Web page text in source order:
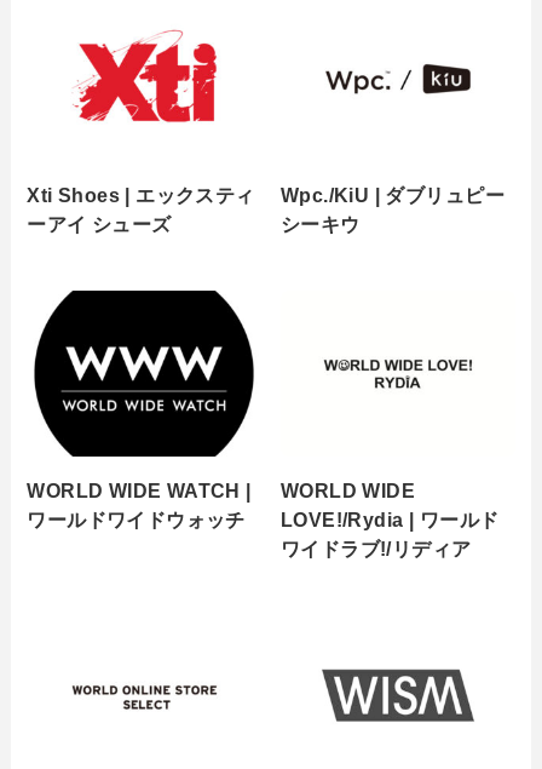
Xti Shoes | エックスティ
ーアイ シューズ
Wpc./KiU | ダブリュピー
シーキウ
WORLD WIDE WATCH |
ワールドワイドウォッチ
WORLD WIDE
LOVE!/Rydia | ワールド
ワイドラブ!/リディア